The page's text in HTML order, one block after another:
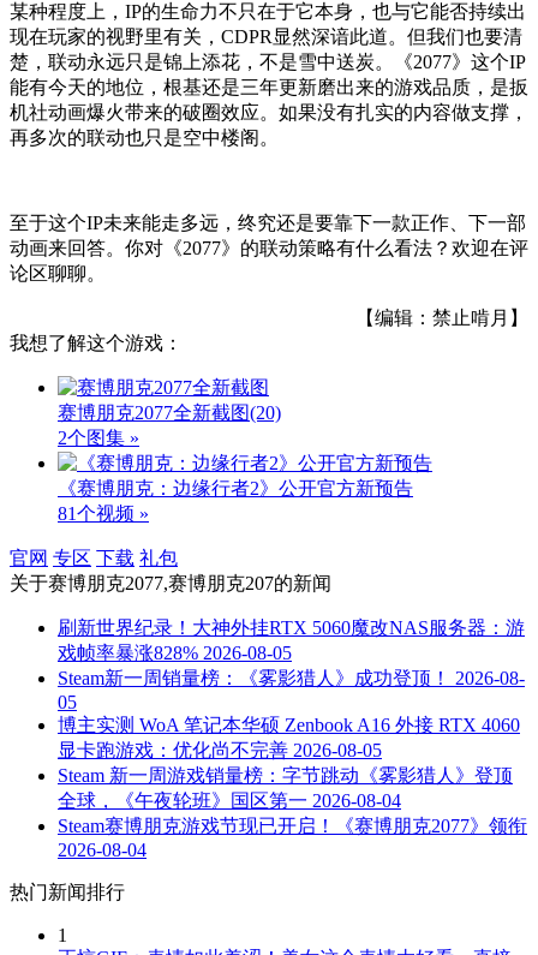
某种程度上，IP的生命力不只在于它本身，也与它能否持续出
现在玩家的视野里有关，CDPR显然深谙此道。但我们也要清
楚，联动永远只是锦上添花，不是雪中送炭。《2077》这个IP
能有今天的地位，根基还是三年更新磨出来的游戏品质，是扳
机社动画爆火带来的破圈效应。如果没有扎实的内容做支撑，
再多次的联动也只是空中楼阁。
至于这个IP未来能走多远，终究还是要靠下一款正作、下一部
动画来回答。你对《2077》的联动策略有什么看法？欢迎在评
论区聊聊。
【编辑：禁止啃月】
我想了解这个游戏：
赛博朋克2077全新截图(20)
2个图集 »
《赛博朋克：边缘行者2》公开官方新预告
81个视频 »
官网 专区 下载 礼包
关于赛博朋克2077,赛博朋克207的新闻
刷新世界纪录！大神外挂RTX 5060魔改NAS服务器：游
戏帧率暴涨828% 2026-08-05
Steam新一周销量榜：《雾影猎人》成功登顶！
2026-08-
05
博主实测 WoA 笔记本华硕 Zenbook A16 外接 RTX 4060
显卡跑游戏：优化尚不完善 2026-08-05
Steam 新一周游戏销量榜：字节跳动《雾影猎人》登顶
全球，《午夜轮班》国区第一 2026-08-04
Steam赛博朋克游戏节现已开启！《赛博朋克2077》领衔
2026-08-04
热门新闻排行
1